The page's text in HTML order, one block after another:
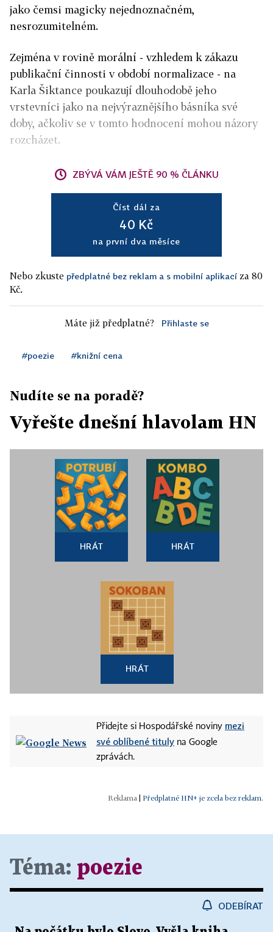
jako čemsi magicky nejednoznačném,
nesrozumitelném.
Zejména v rovině morální - vzhledem k zákazu
publikační činnosti v období normalizace - na
Karla Šiktance poukazují dlouhodobě jeho
vrstevníci jako na nejvýraznějšího básníka své
doby, ačkoliv se v tomto hodnocení mohou názory
rozcházet.
ZBÝVÁ VÁM JEŠTĚ 90 % ČLÁNKU
Číst dál za
40 Kč
na první dva měsíce
Nebo zkuste předplatné bez reklam a s mobilní aplikací za 80
Kč.
Máte již předplatné? Přihlaste se
#poezie #knižní cena
Nudíte se na poradě?
Vyřešte dnešní hlavolam HN
HRÁT HRÁT
HRÁT
Přidejte si Hospodářské noviny mezi
své oblíbené tituly na Google
zprávách.
Předplatné HN+ je zcela bez reklam.
Téma: poezie
ODEBÍRAT